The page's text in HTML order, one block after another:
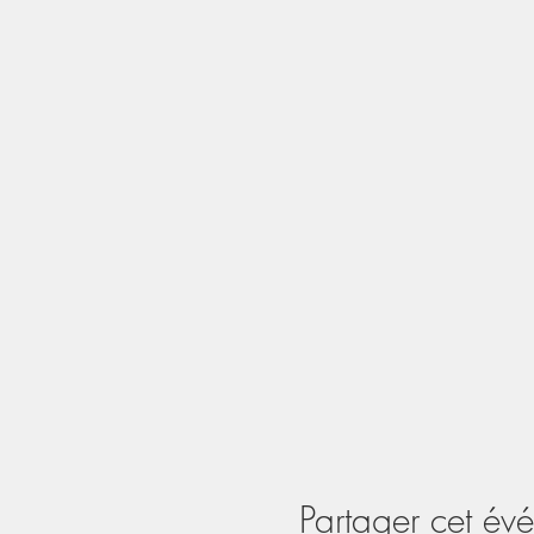
Partager cet